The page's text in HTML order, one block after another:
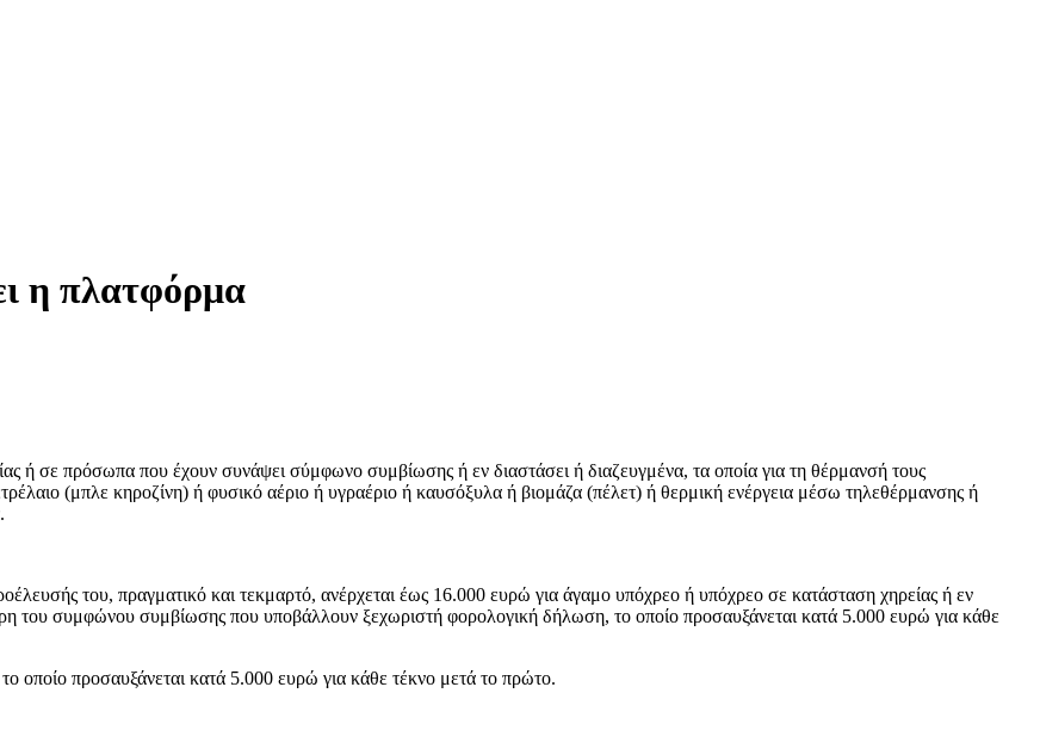
η πλατφόρμα
ή σε πρόσωπα που έχουν συνάψει σύμφωνο συμβίωσης ή εν διαστάσει ή διαζευγμένα, τα οποία για τη θέρμανσή τους
(μπλε κηροζίνη) ή φυσικό αέριο ή υγραέριο ή καυσόξυλα ή βιομάζα (πέλετ) ή θερμική ενέργεια μέσω τηλεθέρμανσης ή
του, πραγματικό και τεκμαρτό, ανέρχεται έως 16.000 ευρώ για άγαμο υπόχρεο ή υπόχρεο σε κατάσταση χηρείας ή εν
του συμφώνου συμβίωσης που υποβάλλουν ξεχωριστή φορολογική δήλωση, το οποίο προσαυξάνεται κατά 5.000 ευρώ για κάθε
οποίο προσαυξάνεται κατά 5.000 ευρώ για κάθε τέκνο μετά το πρώτο.